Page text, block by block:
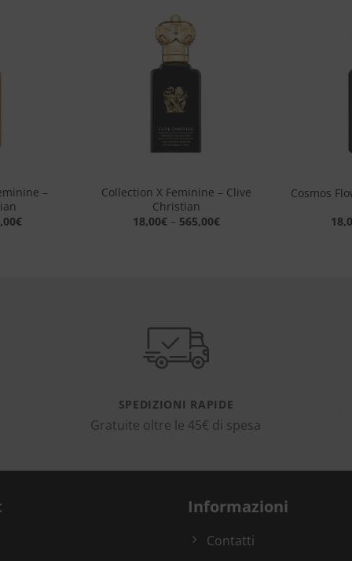
–
€
Collection X Feminine – Clive
Christian
18,00€– 565,00€
Cosmos
SPEDIZIONI RAPIDE
Gratuite oltre le 45€ di spesa
Informazioni
Contatti